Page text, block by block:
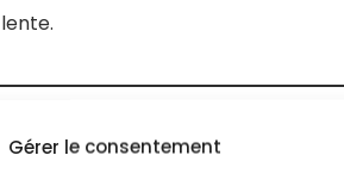
Gérer le consentement
mal ?